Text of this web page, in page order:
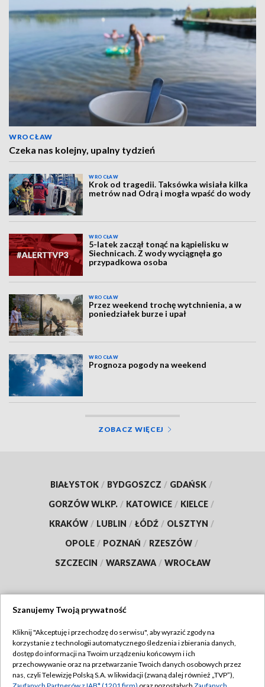
WROCŁAW
Czeka nas kolejny, upalny tydzień
WROCŁAW
Krok od tragedii. Taksówka wisiała kilka
metrów nad Odrą i mogła wpaść do wody
WROCŁAW
5-latek zaczął tonąć na kąpielisku w
Siechnicach. Z wody wyciągnęła go
przypadkowa osoba
WROCŁAW
Przez weekend trochę wytchnienia, a w
poniedziałek burze i upał
WROCŁAW
Prognoza pogody na weekend
ZOBACZ WIĘCEJ
BIAŁYSTOK / BYDGOSZCZ / GDAŃSK /
GORZÓW WLKP. / KATOWICE / KIELCE /
KRAKÓW / LUBLIN / ŁÓDŹ / OLSZTYN /
OPOLE / POZNAŃ / RZESZÓW /
SZCZECIN / WARSZAWA / WROCŁAW
TVP
Abonament TVP
Emisja w TVP
Regulamin TVP
Szanujemy Twoją prywatność
Kliknij "Akceptuję i przechodzę do serwisu", aby wyrazić zgody na
korzystanie z technologii automatycznego śledzenia i zbierania danych,
dostęp do informacji na Twoim urządzeniu końcowym i ich
przechowywanie oraz na przetwarzanie Twoich danych osobowych przez
nas, czyli Telewizję Polską S.A. w likwidacji (zwaną dalej również „TVP”),